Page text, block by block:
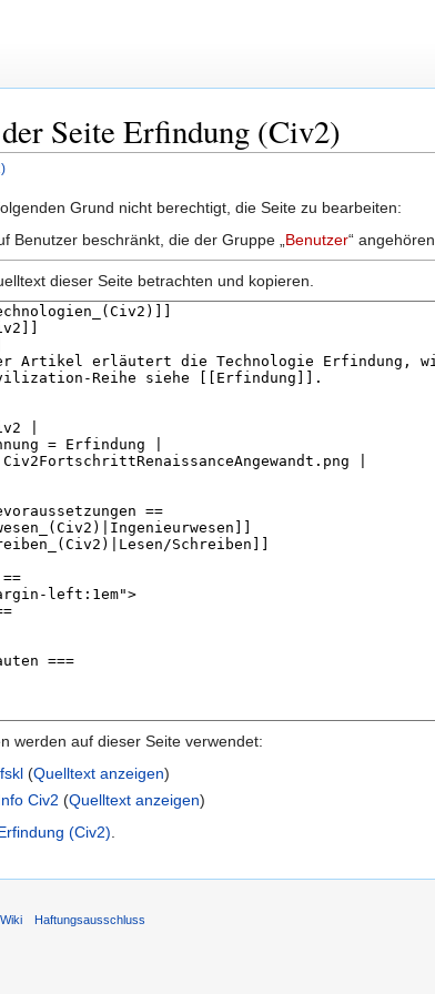
Seite Erfindung (Civ2)
Grund nicht berechtigt, die Seite zu bearbeiten:
Benutzer beschränkt, die der Gruppe „ Benutzer“ angehören.
dieser Seite betrachten und kopieren.
werden auf dieser Seite verwendet:
(Quelltext anzeigen)
Civ2 (Quelltext anzeigen)
(Civ2)
Haftungsausschluss